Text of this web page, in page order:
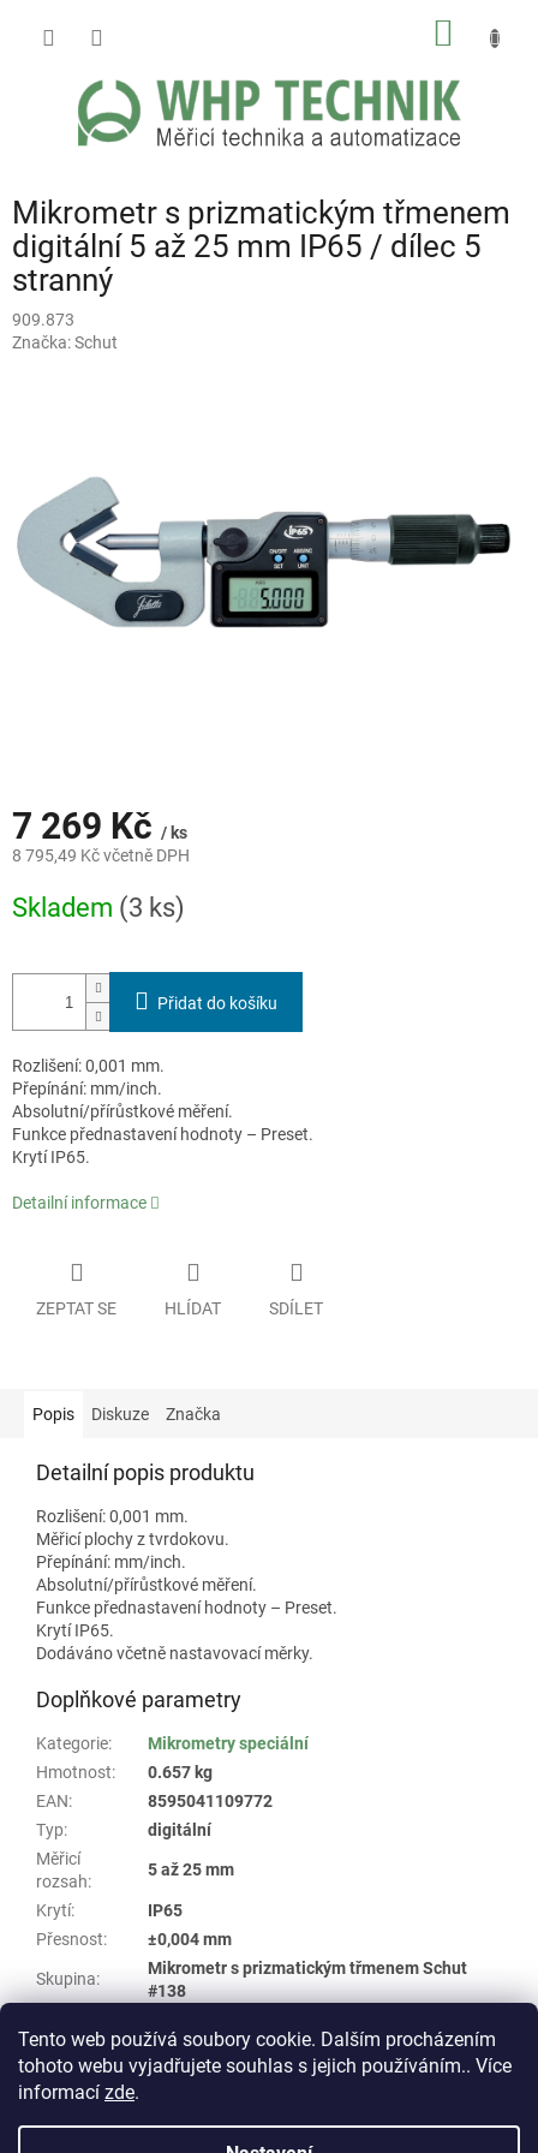
Tento web používá soubory cookie. Dalším procházením
tohoto webu vyjadřujete souhlas s jejich používáním.. Více
informací zde.
Mikrometr s prizmatickým třmenem
digitální 5 až 25 mm IP65 / dílec 5
stranný
909.873
Značka:Schut
7 269 Kč / ks
8 795,49 Kč včetně DPH
cena:
Skladem (3 ks)
Přidat do košíku
Rozlišení: 0,001 mm.
Přepínání: mm/inch.
Absolutní/přírůstkové měření.
Funkce přednastavení hodnoty – Preset.
Krytí IP65.
Detailní informace
ZEPTAT SE HLÍDAT SDÍLET
Popis Diskuze Značka
Detailní popis produktu
Rozlišení: 0,001 mm.
Měřicí plochy z tvrdokovu.
Přepínání: mm/inch.
Absolutní/přírůstkové měření.
Funkce přednastavení hodnoty – Preset.
Krytí IP65.
Dodáváno včetně nastavovací měrky.
Doplňkové parametry
Kategorie:
Mikrometry speciální
Hmotnost:
0.657 kg
EAN:
8595041109772
Typ:
digitální
Měřicí
rozsah:
5 až 25 mm
Krytí:
IP65
Přesnost: ±0,004 mm
Skupina:
Mikrometr s prizmatickým třmenem Schut
#138